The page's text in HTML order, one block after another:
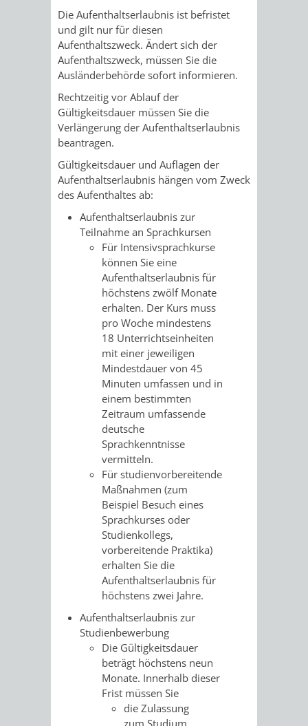
FÜR
SOZIALE
FÜR
UND
Die Aufenthaltserlaubnis ist befristet
und gilt nur für diesen
Aufenthaltszweck. Ändert sich der
Aufenthaltszweck, müssen Sie die
Ausländerbehörde sofort informieren.
Rechtzeitig vor Ablauf der
Gültigkeitsdauer müssen Sie die
Verlängerung der Aufenthaltserlaubnis
beantragen.
Gültigkeitsdauer und Auflagen der
Aufenthaltserlaubnis hängen vom Zweck
des Aufenthaltes ab:
Aufenthaltserlaubnis zur
Teilnahme an Sprachkursen
Für Intensivsprachkurse
können Sie eine
Aufenthaltserlaubnis für
höchstens zwölf Monate
erhalten. Der Kurs muss
pro Woche mindestens
18 Unterrichtseinheiten
mit einer jeweiligen
Mindestdauer von 45
Minuten umfassen und in
einem bestimmten
Zeitraum umfassende
deutsche
Sprachkenntnisse
vermitteln.
Für studienvorbereitende
Maßnahmen (zum
Beispiel Besuch eines
Sprachkurses oder
Studienkollegs,
vorbereitende Praktika)
erhalten Sie die
Aufenthaltserlaubnis für
höchstens zwei Jahre.
Aufenthaltserlaubnis zur
Studienbewerbung
Die Gültigkeitsdauer
beträgt höchstens neun
Monate. Innerhalb dieser
Frist müssen Sie
die Zulassung
zum Studium